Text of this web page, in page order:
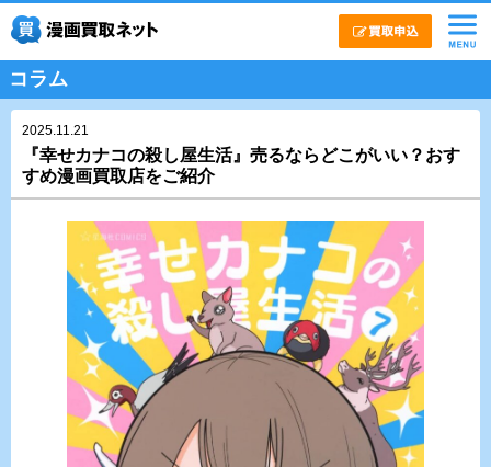
コラム
2025.11.21
『幸せカナコの殺し屋生活』売るならどこがいい？おす
すめ漫画買取店をご紹介